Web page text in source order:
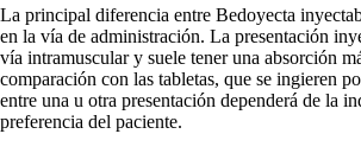
La principal diferencia entre Bedoyecta
en la vía de administración. La presentación
vía intramuscular y suele tener una absorción
comparación con las tabletas, que se ingieren
entre una u otra presentación dependerá de la
preferencia del paciente.